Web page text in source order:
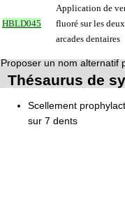
HBLD045
Application de
fluoré sur les deux
arcades dentaires
Proposer un nom alternatif
Thésaurus de
Scellement
sur 7 dents